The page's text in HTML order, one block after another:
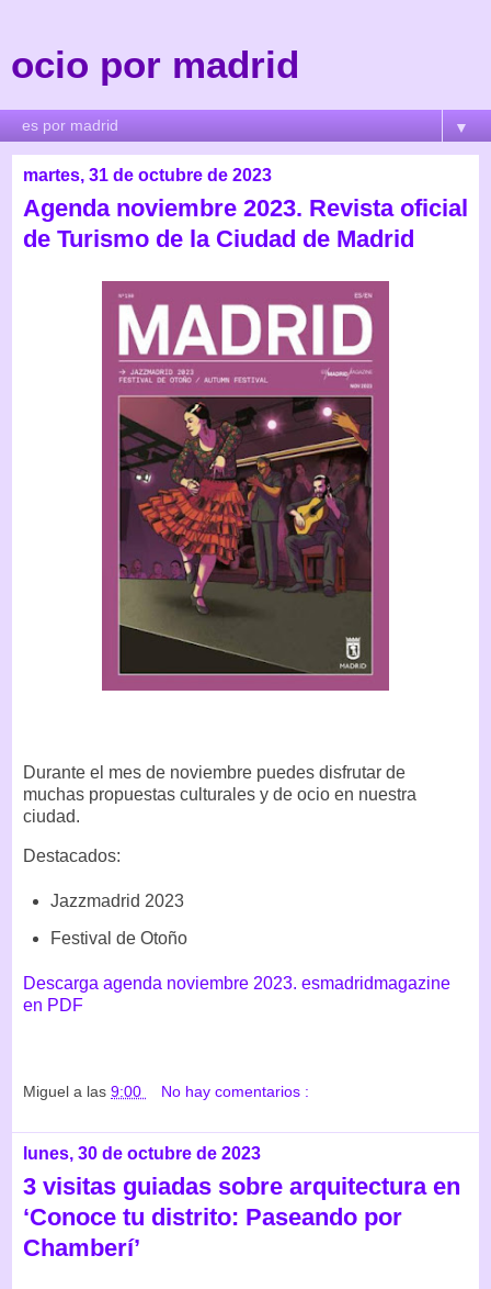
ocio por madrid
▼
martes, 31 de octubre de 2023
Agenda noviembre 2023. Revista oficial
de Turismo de la Ciudad de Madrid
Durante el mes de noviembre puedes disfrutar de
muchas propuestas culturales y de ocio en nuestra
ciudad.
Destacados:
Jazzmadrid 2023
Festival de Otoño
Descarga agenda noviembre 2023. esmadridmagazine
en PDF
Miguel a las 9:00 No hay comentarios :
lunes, 30 de octubre de 2023
3 visitas guiadas sobre arquitectura en
‘Conoce tu distrito: Paseando por
Chamberí’